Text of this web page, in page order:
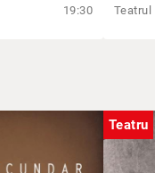
19:30 Teatrul
Teatru